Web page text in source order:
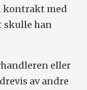
kontrakt med
skulle han
eller
av andre